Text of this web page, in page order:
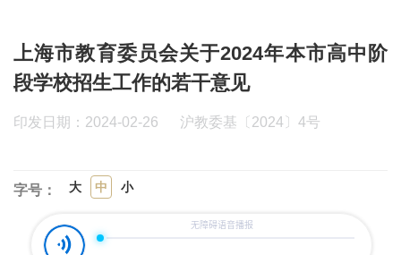
上海市教育委员会关于2024年本市高中阶
段学校招生工作的若干意见
印发日期：2024-02-26 沪教委基〔2024〕4号
字号： 大 中 小